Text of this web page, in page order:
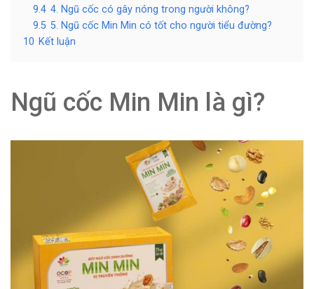
9.4 4. Ngũ cốc có gây nóng trong người không?
9.5 5. Ngũ cốc Min Min có tốt cho người tiểu đường?
10 Kết luận
Ngũ cốc Min Min là gì?